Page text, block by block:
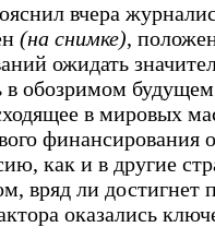
вчера
(на снимке),
ожидать
в обозримом
в мировых
финансирования
как и в другие
вряд ли достигнет
оказались